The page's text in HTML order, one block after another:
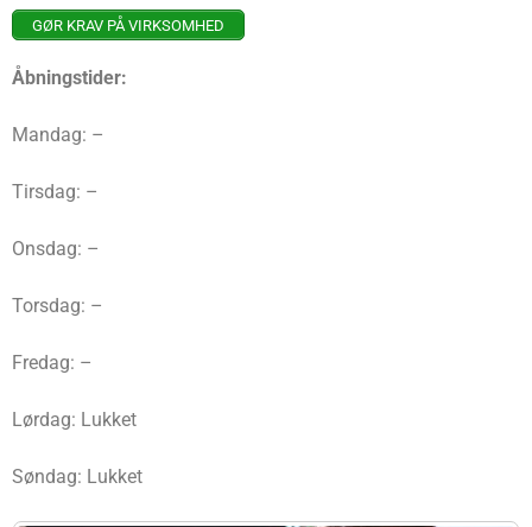
GØR KRAV PÅ VIRKSOMHED
Åbningstider:
Mandag: –
Tirsdag: –
Onsdag: –
Torsdag: –
Fredag: –
Lørdag: Lukket
Søndag: Lukket